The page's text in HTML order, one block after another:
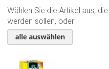
Wählen Sie die Artikel aus,
werden sollen, oder
alle auswählen